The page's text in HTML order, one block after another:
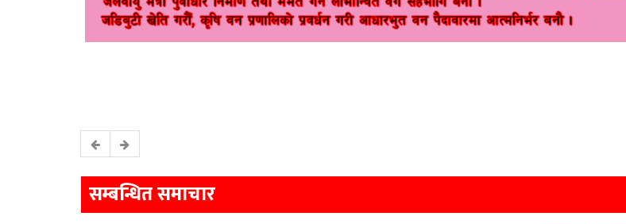
सम्बन्धित समाचार